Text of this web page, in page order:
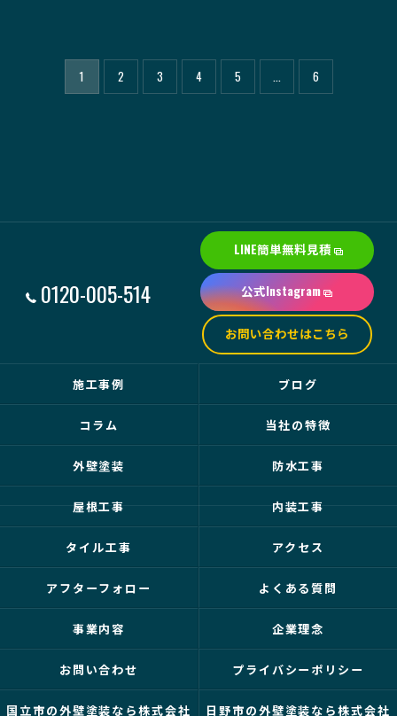
1 2 3 4 5 6
0120-005-514
LINE簡単無料見積
公式Instagram
お問い合わせはこちら
施工事例 ブログ
コラム 当社の特徴
外壁塗装 防水工事
屋根工事 内装工事
タイル工事 アクセス
アフターフォロー よくある質問
事業内容 企業理念
お問い合わせ プライバシーポリシー
国立市の外壁塗装なら株式会社 日野市の外壁塗装なら株式会社